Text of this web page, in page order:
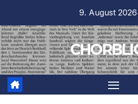
springen
9. August 2026